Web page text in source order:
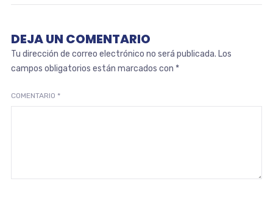
DEJA UN COMENTARIO
Tu dirección de correo electrónico no será publicada. Los
campos obligatorios están marcados con *
COMENTARIO *